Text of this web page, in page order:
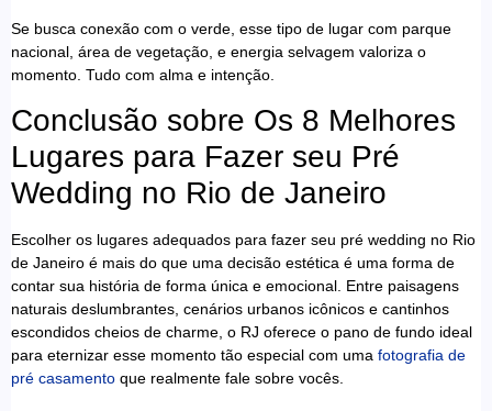
Se busca conexão com o verde, esse tipo de lugar com parque
nacional, área de vegetação, e energia selvagem valoriza o
momento. Tudo com alma e intenção.
Conclusão sobre Os 8 Melhores
Lugares para Fazer seu Pré
Wedding no Rio de Janeiro
Escolher os lugares adequados para fazer seu pré wedding no Rio
de Janeiro é mais do que uma decisão estética é uma forma de
contar sua história de forma única e emocional. Entre paisagens
naturais deslumbrantes, cenários urbanos icônicos e cantinhos
escondidos cheios de charme, o RJ oferece o pano de fundo ideal
para eternizar esse momento tão especial com uma fotografia de
pré casamento que realmente fale sobre vocês.